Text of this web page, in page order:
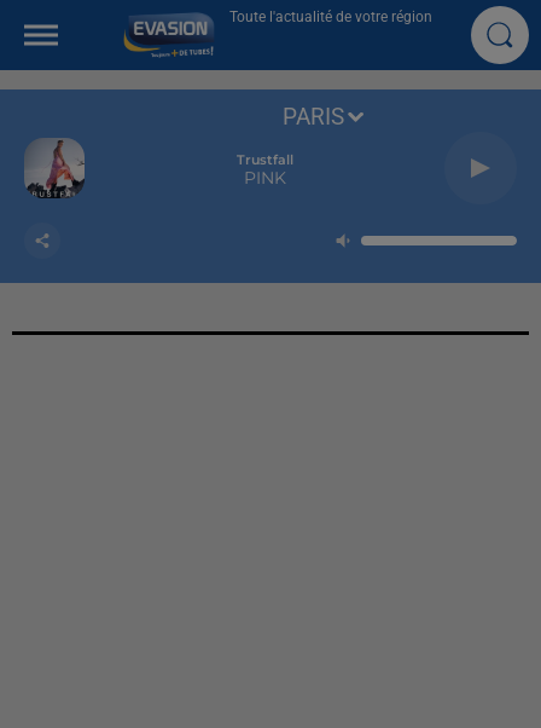
Toute l'actualité de votre région
Trustfall
PINK
PARIS